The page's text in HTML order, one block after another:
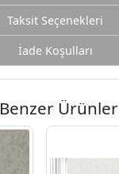
Taksit Seçenekleri
İade Koşulları
Benzer Ürünler